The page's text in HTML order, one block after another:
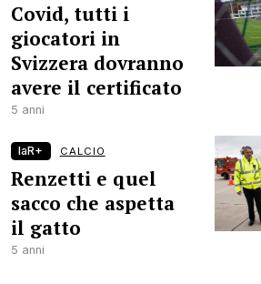
Covid, tutti i
giocatori in
Svizzera dovranno
avere il certificato
5 anni
laR+ CALCIO
Renzetti e quel
sacco che aspetta
il gatto
5 anni